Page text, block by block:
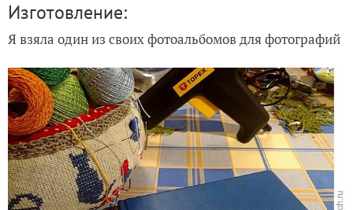
Изготовление:
Я взяла один из своих фотоальбомов для фотографий